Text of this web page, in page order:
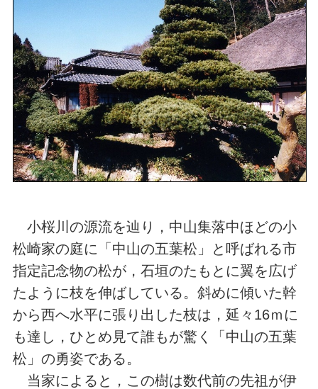
小桜川の源流を辿り，中山集落中ほどの小
松崎家の庭に「中山の五葉松」と呼ばれる市
指定記念物の松が，石垣のたもとに翼を広げ
たように枝を伸ばしている。斜めに傾いた幹
から西へ水平に張り出した枝は，延々16ｍに
も達し，ひとめ見て誰もが驚く「中山の五葉
松」の勇姿である。
当家によると，この樹は数代前の先祖が伊